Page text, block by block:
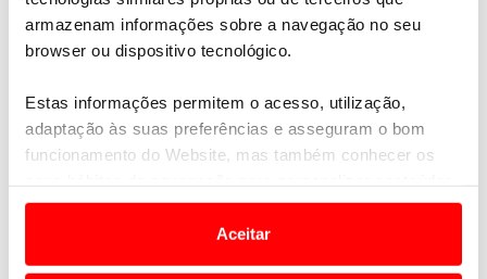
armazenam informações sobre a navegação no seu
browser ou dispositivo tecnológico.
Estas informações permitem o acesso, utilização,
adaptação às suas preferências e asseguram o bom
funcionamento do Website, mas também conhecer os
e anúncios de modo a promover produtos e/ou serviços.
Em alguns casos, a utilização destas tecnologias
Aceitar
RALLY DE PORTUGAL OPEN 2015
09 abril 2015